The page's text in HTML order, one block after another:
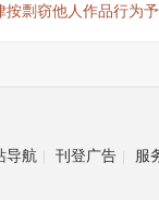
按剽窃他人作品行为
导航 | 刊登广告 | 服